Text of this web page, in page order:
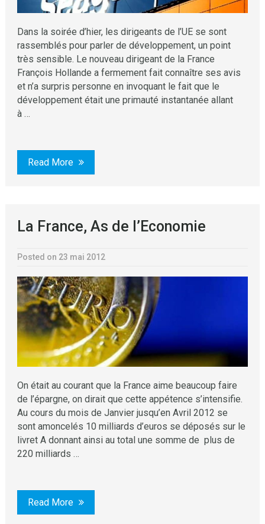
Dans la soirée d’hier, les dirigeants de l’UE se sont
rassemblés pour parler de développement, un point
très sensible. Le nouveau dirigeant de la France
François Hollande a fermement fait connaître ses avis
et n’a surpris personne en invoquant le fait que le
développement était une primauté instantanée allant
à …
Read More
La France, As de l’Economie
Posted on 23 mai 2012
On était au courant que la France aime beaucoup faire
de l’épargne, on dirait que cette appétence s’intensifie.
Au cours du mois de Janvier jusqu’en Avril 2012 se
sont amoncelés 10 milliards d’euros se déposés sur le
livret A donnant ainsi au total une somme de plus de
220 milliards …
Read More